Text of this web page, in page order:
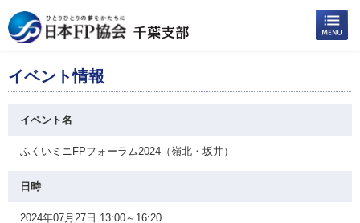
イベント情報
イベント名
ふくいミニFPフォーラム2024（嶺北・坂井）
日時
2024年07月27日 13:00～16:20